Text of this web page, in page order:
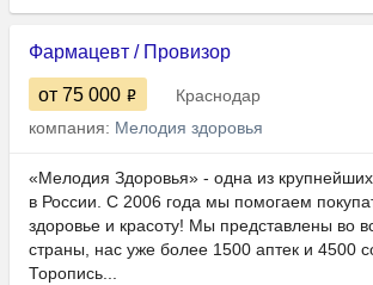
Фармацевт / Провизор
от 75 000
Краснодар
компания: Мелодия здоровья
«Мелодия Здоровья» - одна из
в России. С 2006 года мы помогаем
здоровье и красоту! Мы представлены во
страны, нас уже более 1500 аптек и 4500
Торопись...